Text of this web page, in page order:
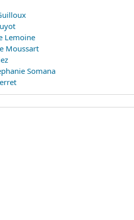
Lemoine
Moussart
Somana